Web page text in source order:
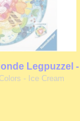
Legpuzzel -
- Ice Cream